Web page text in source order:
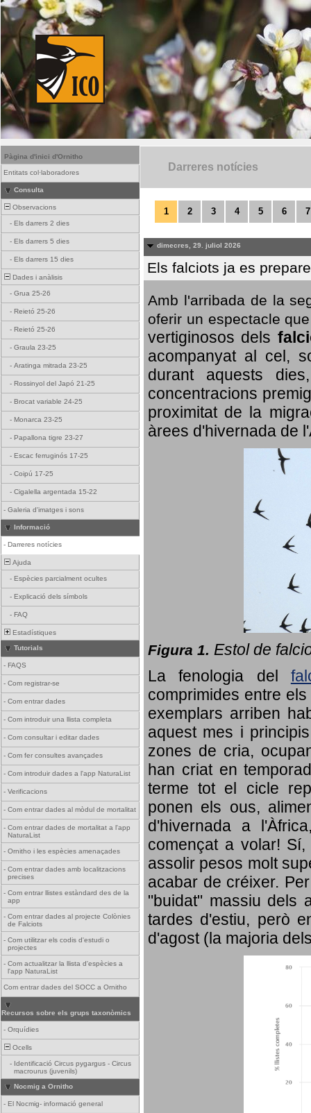
Pàgina d'inici d'Ornitho
Entitats col·laboradores
Consulta
Observacions
- Els darrers 2 dies
- Els darrers 5 dies
- Els darrers 15 dies
Dades i anàlisis
- Grua 25-26
- Reietó 25-26
- Reietó 25-26
- Graula 23-25
- Aratinga mitrada 23-25
- Rossinyol del Japó 21-25
- Brocat variable 24-25
- Monarca 23-25
- Papallona tigre 23-27
- Escac ferruginós 17-25
- Coipú 17-25
- Cigalella argentada 15-22
- Galeria d'imatges i sons
Informació
- Darreres notícies
Ajuda
- Espècies parcialment ocultes
- Explicació dels símbols
- FAQ
Estadístiques
Tutorials
- FAQS
- Com registrar-se
- Com entrar dades
- Com introduir una llista completa
- Com consultar i editar dades
- Com fer consultes avançades
- Com introduir dades a l'app NaturaList
- Verificacions
- Com entrar dades al mòdul de mortalitat
- Com entrar dades de mortalitat a l'app
NaturaList
- Ornitho i les espècies amenaçades
- Com entrar dades amb localitzacions
precises
- Com entrar llistes estàndard des de la
app
- Com entrar dades al projecte Colònies
de Falciots
- Com utilitzar els codis d'estudi o
projectes
- Com actualitzar la llista d'espècies a
l'app NaturaList
Com entrar dades del SOCC a Ornitho
Recursos sobre els grups taxonòmics
- Orquídies
Ocells
- Identificació Circus pygargus - Circus
macrourus (juvenils)
Nocmig a Ornitho
- El Nocmig- informació general
Darreres notícies
1 2 3 4 5 6 7
dimecres, 29. juliol 2026
Els falciots ja es
Amb l'arribada de la
oferir un espectacle
vertiginosos dels
acompanyat al cel,
durant aquests
concentracions
proximitat de la
àrees d'hivernada de
Figura 1. Estol de
La fenologia del
comprimides entre
exemplars arriben
aquest mes i
zones de cria,
han criat en
terme tot el cicle
ponen els ous,
d'hivernada a
començat a volar!
assolir pesos molt
acabar de créixer.
"buidat" massiu dels
tardes d'estiu, però
d'agost (la majoria